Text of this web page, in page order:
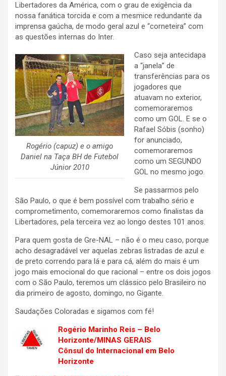
Libertadores da América, com o grau de exigência da
nossa fanática torcida e com a mesmice redundante da
imprensa gaúcha, de modo geral azul e “corneteira” com
as questões internas do Inter.
Rogério (capuz) e o amigo
Daniel na Taça BH de Futebol
Júnior 2010
Caso seja antecidapa
a “janela” de
transferências para os
jogadores que
atuavam no exterior,
comemoraremos
como um GOL. E se o
Rafael Sóbis (sonho)
for anunciado,
comemoraremos
como um SEGUNDO
GOL no mesmo jogo.
Se passarmos pelo
São Paulo, o que é bem possível com trabalho sério e
comprometimento, comemoraremos como finalistas da
Libertadores, pela terceira vez ao longo destes 101 anos.
Para quem gosta de Gre-NAL – não é o meu caso, porque
acho desagradável ver aquelas zebras listradas de azul e
de preto correndo para lá e para cá, além do mais é um
jogo mais emocional do que racional – entre os dois jogos
com o São Paulo, teremos um clássico pelo Brasileiro no
dia primeiro de agosto, domingo, no Gigante.
Saudações Coloradas e sigamos com fé!
Rogério Marinho Reis – Belo
Horizonte/MINAS GERAIS
Cônsul do Internacional em Belo
Horizonte